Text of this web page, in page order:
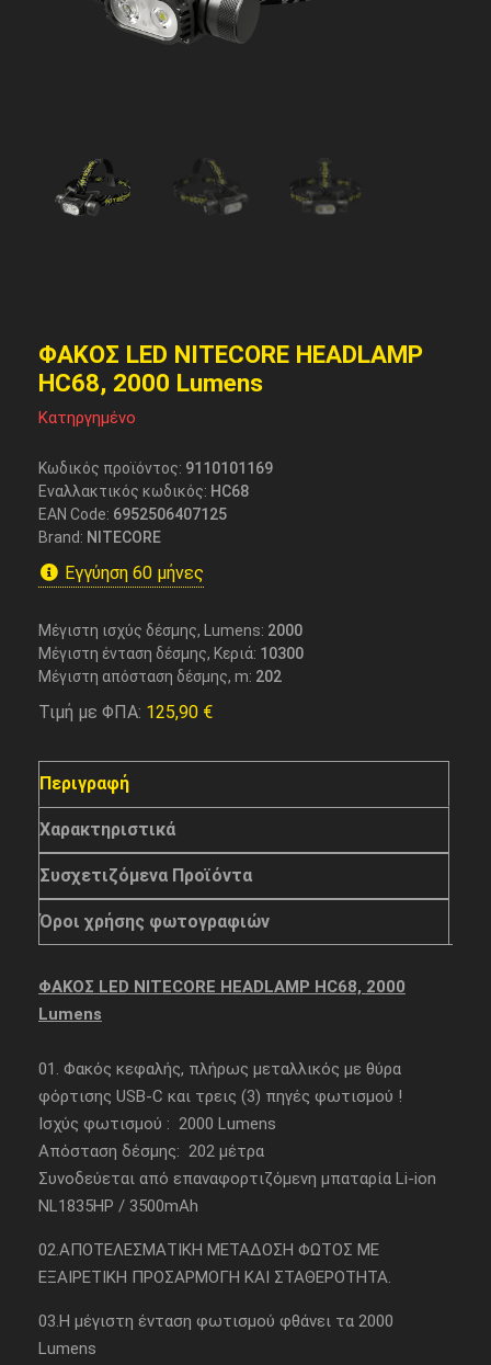
ΦΑΚΟΣ LED NITECORE HEADLAMP
HC68, 2000 Lumens
Κατηργημένο
Κωδικός προϊόντος: 9110101169
Εναλλακτικός κωδικός: HC68
EAN Code: 6952506407125
Brand: NITECORE
Εγγύηση 60 μήνες
Μέγιστη ισχύς δέσμης, Lumens: 2000
Μέγιστη ένταση δέσμης, Κεριά: 10300
Μέγιστη απόσταση δέσμης, m: 202
Τιμή με ΦΠΑ: 125,90 €
Περιγραφή
Χαρακτηριστικά
Συσχετιζόμενα Προϊόντα
Όροι χρήσης φωτογραφιών
ΦΑΚΟΣ LED NITECORE HEADLAMP HC68, 2000
Lumens
01. Φακός κεφαλής, πλήρως μεταλλικός με θύρα
φόρτισης USB-C και τρεις (3) πηγές φωτισμού !
Ισχύς φωτισμού : 2000 Lumens
Απόσταση δέσμης: 202 μέτρα
Συνοδεύεται από επαναφορτιζόμενη μπαταρία Li-ion
NL1835HP / 3500mAh
02.ΑΠΟΤΕΛΕΣΜΑΤΙΚΗ ΜΕΤΑΔΟΣΗ ΦΩΤΟΣ ΜΕ
ΕΞΑΙΡΕΤΙΚΗ ΠΡΟΣΑΡΜΟΓΗ ΚΑΙ ΣΤΑΘΕΡΟΤΗΤΑ.
03.Η μέγιστη ένταση φωτισμού φθάνει τα 2000
Lumens